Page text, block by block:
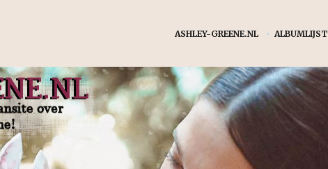
ASHLEY-GREENE.NL
• ALBUMLIJST